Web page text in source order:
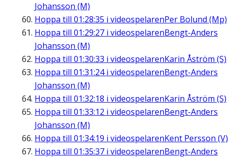
Johansson (M)
Hoppa till 01:28:35 i videospelarenPer Bolund (Mp)
Hoppa till 01:29:27 i videospelarenBengt-Anders
Johansson (M)
Hoppa till 01:30:33 i videospelarenKarin Åström (S)
Hoppa till 01:31:24i videospelarenBengt-Anders
Johansson (M)
Hoppa till 01:32:18 i videospelarenKarin Åström (S)
Hoppa till 01:33:12 i videospelarenBengt-Anders
Johansson (M)
Hoppa till 01:34:19 i videospelarenKent Persson (V)
Hoppa till 01:35:37 i videospelarenBengt-Anders